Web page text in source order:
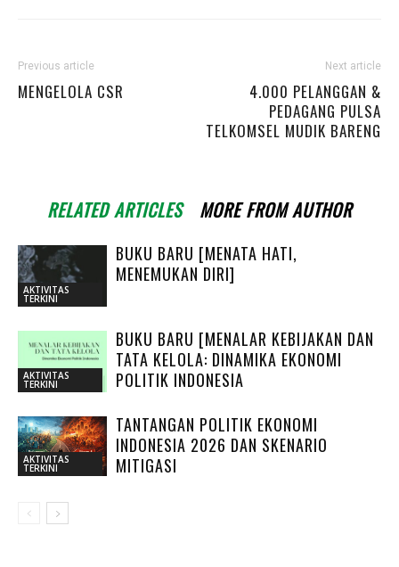
Previous article
MENGELOLA CSR
Next article
4.000 PELANGGAN &
PEDAGANG PULSA
TELKOMSEL MUDIK BARENG
RELATED ARTICLES MORE FROM AUTHOR
AKTIVITAS
TERKINI
BUKU BARU [MENATA HATI,
MENEMUKAN DIRI]
AKTIVITAS
TERKINI
BUKU BARU [MENALAR KEBIJAKAN DAN
TATA KELOLA: DINAMIKA EKONOMI
POLITIK INDONESIA
AKTIVITAS
TERKINI
TANTANGAN POLITIK EKONOMI
INDONESIA 2026 DAN SKENARIO
MITIGASI